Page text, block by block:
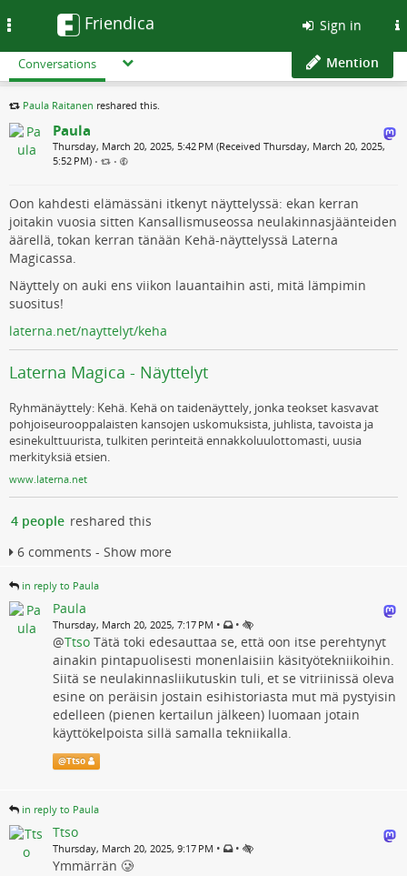
Friendica Sign in
Conversations Mention
Paula Raitanen reshared this.
Paula
Thursday, March 20, 2025, 5:42 PM (Received Thursday, March 20, 2025,
5:52 PM) • •
Oon kahdesti elämässäni itkenyt näyttelyssä: ekan kerran
joitakin vuosia sitten Kansallismuseossa neulakinnasjäänteiden
äärellä, tokan kerran tänään Kehä-näyttelyssä Laterna
Magicassa.
Näyttely on auki ens viikon lauantaihin asti, mitä lämpimin
suositus!
laterna.net/nayttelyt/keha
Laterna Magica - Näyttelyt
Ryhmänäyttely: Kehä. Kehä on taidenäyttely, jonka teokset kasvavat
pohjoiseurooppalaisten kansojen uskomuksista, juhlista, tavoista ja
esinekulttuurista, tulkiten perinteitä ennakkoluulottomasti, uusia
merkityksiä etsien.
www.laterna.net
4 people reshared this
6 comments - Show more
in reply to Paula
Paula
Thursday, March 20, 2025, 7:17 PM • •
@Ttso Tätä toki edesauttaa se, että oon itse perehtynyt
ainakin pintapuolisesti monenlaisiin käsityötekniikoihin.
Siitä se neulakinnasliikutuskin tuli, et se vitriinissä oleva
esine on peräisin jostain esihistoriasta mut mä pystyisin
edelleen (pienen kertailun jälkeen) luomaan jotain
käyttökelpoista sillä samalla tekniikalla.
@Ttso
in reply to Paula
Ttso
Thursday, March 20, 2025, 9:17 PM • •
Ymmärrän 🥲